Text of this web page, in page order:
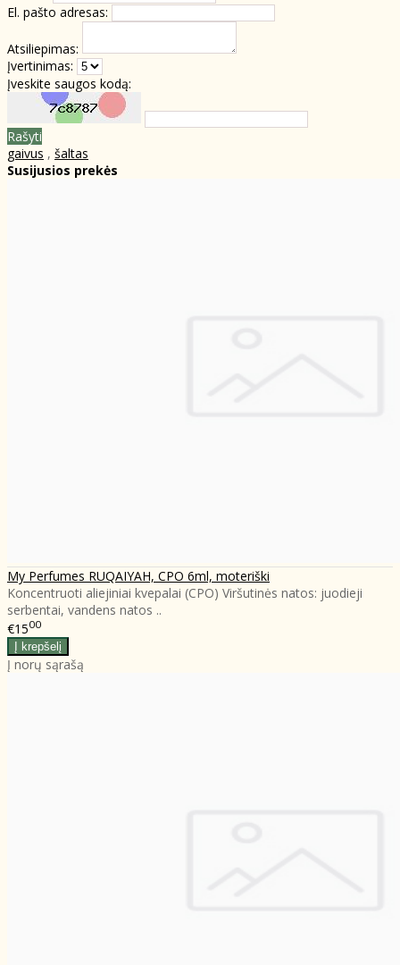
El. pašto adresas:
Atsiliepimas:
Įvertinimas:
Įveskite saugos kodą:
Rašyti
gaivus , šaltas
Susijusios prekės
My Perfumes RUQAIYAH, CPO 6ml, moteriški
Koncentruoti aliejiniai kvepalai (CPO) Viršutinės natos: juodieji
serbentai, vandens natos ..
€1500
Į norų sąrašą